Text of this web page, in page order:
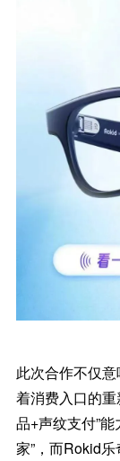
此次合作不仅
着消费入口的
品+声纹支付”
家”，而Rokid